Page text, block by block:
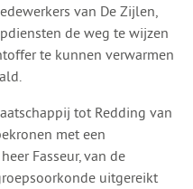
van De Zijlen,
de weg te wijzen
te kunnen verwarmen
tot Redding van
met een
Fasseur, van de
uitgereikt